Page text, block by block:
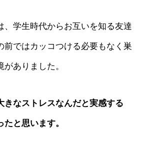
、学生時代からお互いを知る友達
前ではカッコつける必要もなく巣
ありました。
きなストレスなんだと実感する
と思います。